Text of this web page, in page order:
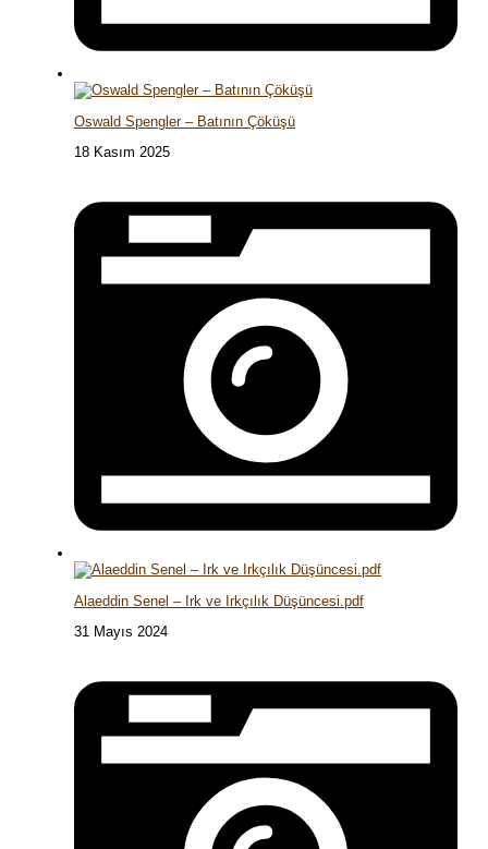
Oswald Spengler – Batının Çöküşü
18 Kasım 2025
Alaeddin Senel – Irk ve Irkçılık Düşüncesi.pdf
31 Mayıs 2024